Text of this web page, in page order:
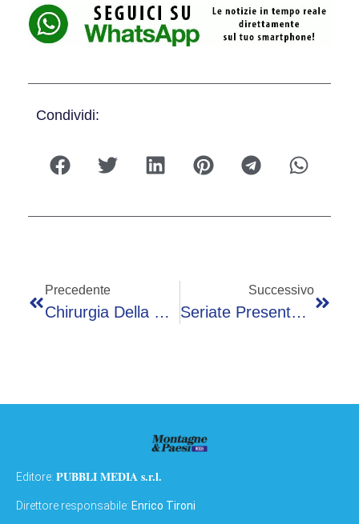
Condividi:
Precedente
Chirurgia Della Mano E Protesi A Sondrio E Chiavenna: Interventi Raddoppiati E Liste D’attesa Abbattute
Successivo
Seriate Presenta Oggi Le Linee Guida Per Una Città Più Verde E Attenta Alla Biodiversità
Editore: PUBBLI MEDIA s.r.l.
Direttore responsabile: Enrico Tironi